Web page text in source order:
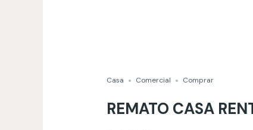
Casa Comercial Comprar
REMATO CASA